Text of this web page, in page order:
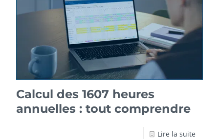
Calcul des 1607 heures
annuelles : tout comprendre
Lire la suite